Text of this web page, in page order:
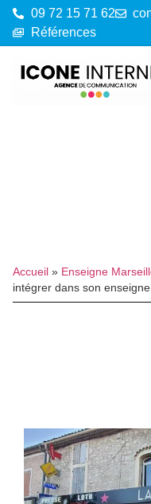
09 72 15 71 62
Références
Accueil » Enseigne
intégrer dans son